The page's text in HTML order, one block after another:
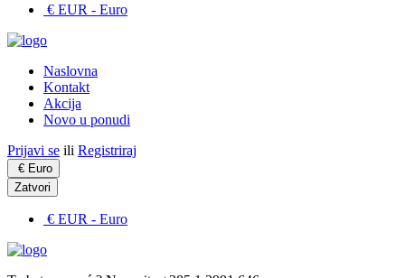
€ EUR - Euro
Naslovna
Kontakt
Akcija
Novo u ponudi
Prijavi se ili Registriraj
€ Euro
Zatvori
€ EUR - Euro